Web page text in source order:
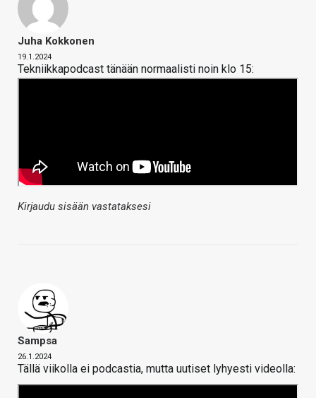
Juha Kokkonen
19.1.2024
Tekniikkapodcast tänään normaalisti noin klo 15:
Kirjaudu sisään vastataksesi
Sampsa
26.1.2024
Tällä viikolla ei podcastia, mutta uutiset lyhyesti videolla: